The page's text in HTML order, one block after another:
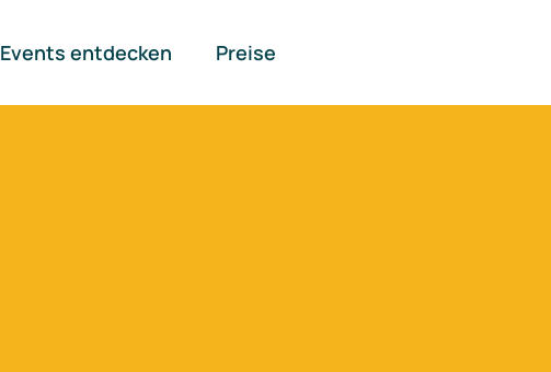
Events entdecken Preise